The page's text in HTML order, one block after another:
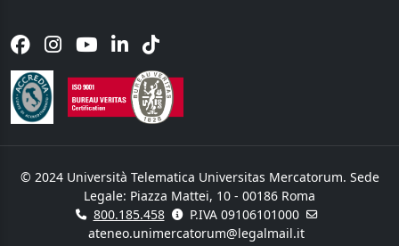
© 2024 Università Telematica Universitas Mercatorum. Sede
Legale: Piazza Mattei, 10 - 00186 Roma
800.185.458
P.IVA 09106101000
ateneo.unimercatorum@legalmail.it